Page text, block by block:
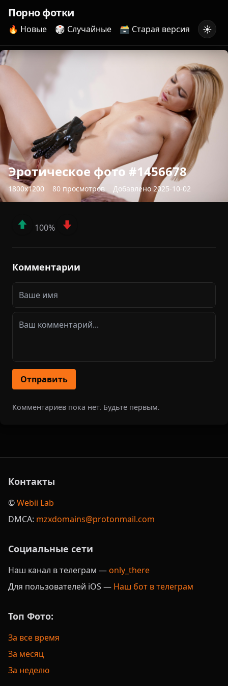
Порно фотки
🔥 Новые 🎲 Случайные 🗃️ Старая версия ☀️
Эротическое фото #1456678
1800x1200 80 просмотров Добавлено 2025-10-02
100%
Комментарии
Отправить
Комментариев пока нет. Будьте первым.
Контакты
©️Webii Lab
DMCA: mzxdomains@protonmail.com
Социальные сети
Наш канал в телеграм —only_there
Для пользователей iOS — Наш бот в телеграм
Топ Фото:
За все время
За месяц
За неделю